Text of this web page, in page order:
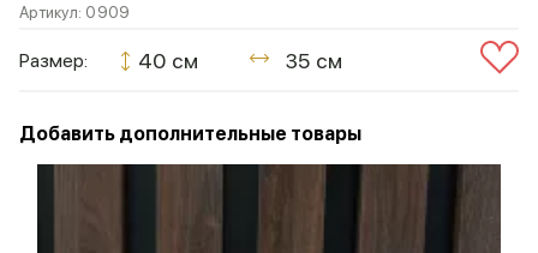
Артикул: 0909
Размер: 40 см 35 см
Добавить дополнительные товары